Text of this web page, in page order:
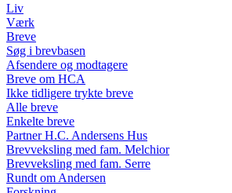
Liv
Værk
Breve
Søg i brevbasen
Afsendere og modtagere
Breve om HCA
Ikke tidligere trykte breve
Alle breve
Enkelte breve
Partner H.C. Andersens Hus
Brevveksling med fam. Melchior
Brevveksling med fam. Serre
Rundt om Andersen